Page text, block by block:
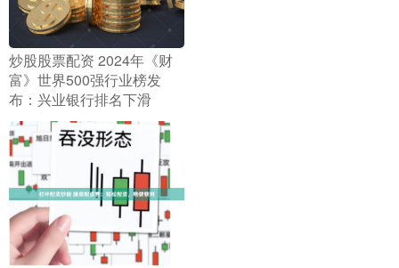
​炒股股票配资 2024年《财
富》世界500强行业榜发
布：兴业银行排名下滑